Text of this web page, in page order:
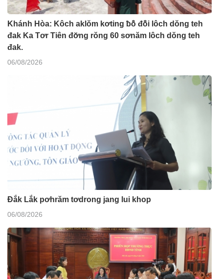
Khánh Hòa: Kôch aklŏm kơting ƀô̆ đô̆i lôch dŏng teh
đak Ka Tơr Tiên đơ̆ng rŏng 60 sơnăm lôch dŏng teh
đak.
06/08/2026
Đắk Lắk pơhrăm tơdrong jang lui khop
06/08/2026